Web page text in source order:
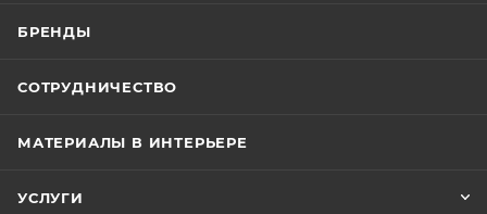
БРЕНДЫ
СОТРУДНИЧЕСТВО
МАТЕРИАЛЫ В ИНТЕРЬЕРЕ
УСЛУГИ